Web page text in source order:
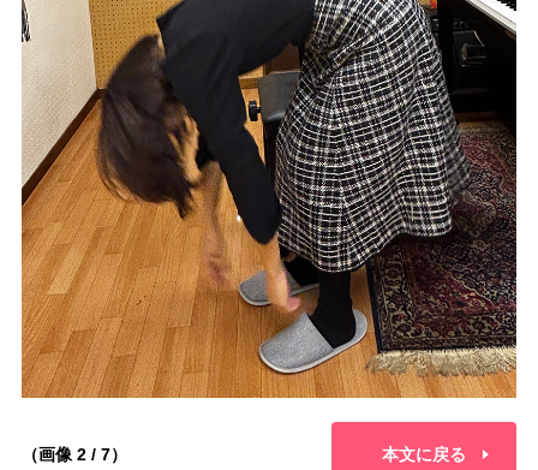
（画像 2 / 7） 本文に戻る